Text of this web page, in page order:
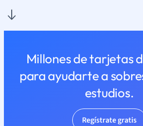
Millones de tarjetas
para ayudarte a
estudios.
Regístrate gratis